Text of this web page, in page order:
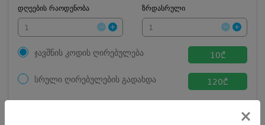
×
დღეების რაოდენობა ზრდასრული
ჯავშნის კოდის ღირებულება 10₾
სრული ღირებულების გადახდა 120₾
0 ₾